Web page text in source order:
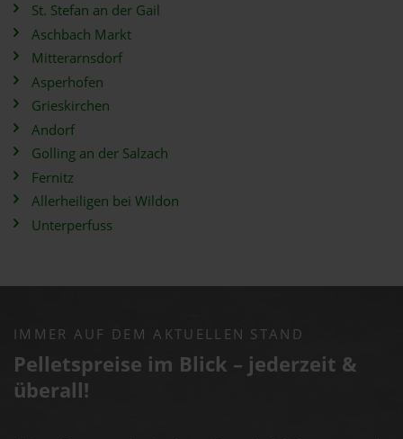
St. Stefan an der Gail
Aschbach Markt
Mitterarnsdorf
Asperhofen
Grieskirchen
Andorf
Golling an der Salzach
Fernitz
Allerheiligen bei Wildon
Unterperfuss
IMMER AUF DEM AKTUELLEN STAND
Pelletspreise im Blick – jederzeit &
überall!